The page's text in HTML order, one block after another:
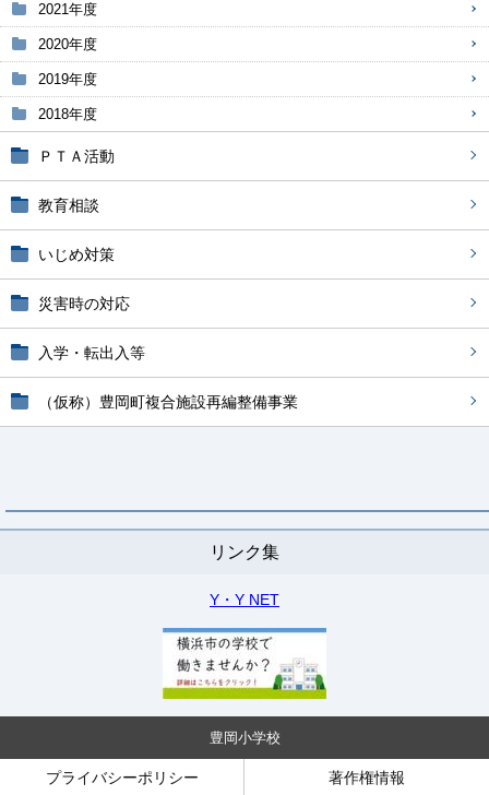
2021年度
2020年度
2019年度
2018年度
ＰＴＡ活動
教育相談
いじめ対策
災害時の対応
入学・転出入等
（仮称）豊岡町複合施設再編整備事業
リンク集
Y・Y NET
豊岡小学校
プライバシーポリシー 著作権情報